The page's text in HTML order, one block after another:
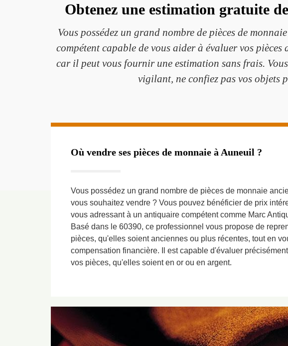
Obtenez une estimation gratuite
Vous possédez un grand nombre de pièces de
compétent capable de vous aider à évaluer vos
car il peut vous fournir une estimation sans frais.
vigilant, ne confiez pas vos objets
Où vendre ses pièces de monnaie à Auneuil ?
Vous possédez un grand nombre de pièces de monnaie
vous souhaitez vendre ? Vous pouvez bénéficier de prix
vous adressant à un antiquaire compétent comme Marc
Basé dans le 60390, ce professionnel vous propose de
pièces, qu'elles soient anciennes ou plus récentes, tout en
compensation financière. Il est capable d'évaluer
vos pièces, qu'elles soient en or ou en argent.